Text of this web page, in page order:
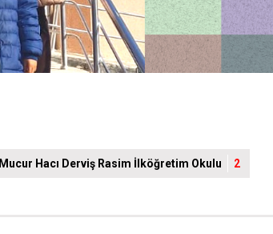
Mucur Hacı Derviş Rasim İlköğretim Okulu 2